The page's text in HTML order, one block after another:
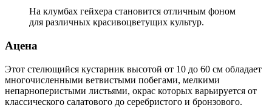
На клумбах гейхера становится отличным фоном
для различных красивоцветущих культур.
Ацена
Этот стелющийся кустарник высотой от 10 до 60 см обладает
многочисленными ветвистыми побегами, мелкими
непарноперистыми листьями, окрас которых варьируется от
классического салатового до серебристого и бронзового.